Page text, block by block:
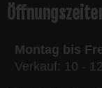
Montag bis
Verkauf: 10 -